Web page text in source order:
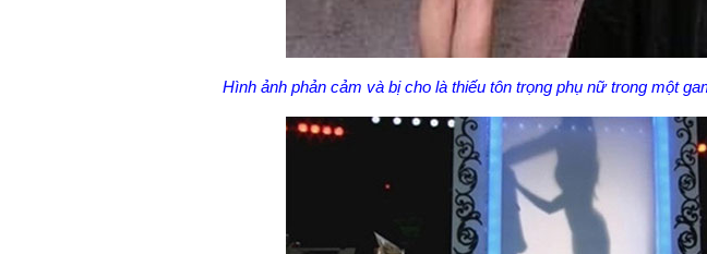
Hình ảnh phản cảm và bị cho là thiếu tôn trọng phụ nữ trong một